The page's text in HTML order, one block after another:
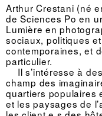
Arthur Crestani (né
de Sciences Po en
Lumière en
sociaux, politiques
contemporaines, et
particulier.
Il s’intéresse à
champ des
quartiers populaires
et les paysages de